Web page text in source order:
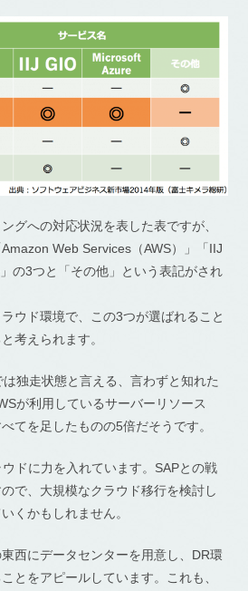
グへの対応状況を表した表ですが、
Web Services（AWS）」「IIJ
の3つと「その他」という表記がされ
ウド環境で、この3つが選ばれること
考えられます。
独走状態と言える、言わずと知れた
が利用しているサーバーリソース
てを足したものの5倍だそうです。
ドに力を入れています。SAPとの戦
で、大規模なクラウド移行を検討し
くかもしれません。
西にデータセンターを用意し、DR環
とをアピールしています。これも、